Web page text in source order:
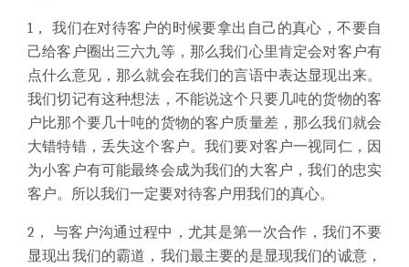
1， 我们在对待客户的时候要拿出自己的真心，不要自
己给客户圈出三六九等，那么我们心里肯定会对客户有
点什么意见，那么就会在我们的言语中表达显现出来。
我们切记有这种想法，不能说这个只要几吨的货物的客
户比那个要几十吨的货物的客户质量差，那么我们就会
大错特错，丢失这个客户。我们要对客户一视同仁，因
为小客户有可能最终会成为我们的大客户，我们的忠实
客户。所以我们一定要对待客户用我们的真心。
2， 与客户沟通过程中，尤其是第一次合作，我们不要
显现出我们的霸道，我们最主要的是显现我们的诚意，